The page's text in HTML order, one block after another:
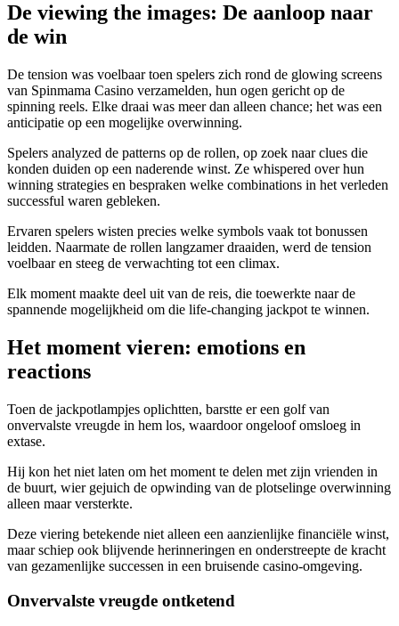
De viewing the images: De aanloop naar
de win
De tension was voelbaar toen spelers zich rond de glowing screens
van Spinmama Casino verzamelden, hun ogen gericht op de
spinning reels. Elke draai was meer dan alleen chance; het was een
anticipatie op een mogelijke overwinning.
Spelers analyzed de patterns op de rollen, op zoek naar clues die
konden duiden op een naderende winst. Ze whispered over hun
winning strategies en bespraken welke combinations in het verleden
successful waren gebleken.
Ervaren spelers wisten precies welke symbols vaak tot bonussen
leidden. Naarmate de rollen langzamer draaiden, werd de tension
voelbaar en steeg de verwachting tot een climax.
Elk moment maakte deel uit van de reis, die toewerkte naar de
spannende mogelijkheid om die life-changing jackpot te winnen.
Het moment vieren: emotions en
reactions
Toen de jackpotlampjes oplichtten, barstte er een golf van
onvervalste vreugde in hem los, waardoor ongeloof omsloeg in
extase.
Hij kon het niet laten om het moment te delen met zijn vrienden in
de buurt, wier gejuich de opwinding van de plotselinge overwinning
alleen maar versterkte.
Deze viering betekende niet alleen een aanzienlijke financiële winst,
maar schiep ook blijvende herinneringen en onderstreepte de kracht
van gezamenlijke successen in een bruisende casino-omgeving.
Onvervalste vreugde ontketend